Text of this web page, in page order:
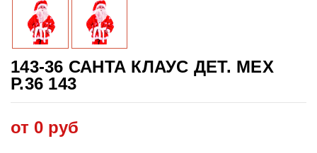
143-36 САНТА КЛАУС ДЕТ. МЕХ
Р.36 143
от 0 руб